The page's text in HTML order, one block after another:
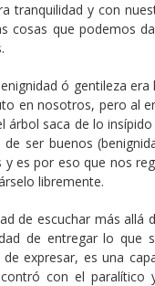
tranquilidad y con
cosas que podemos
ó gentileza
en nosotros, pero al
saca de lo
ser buenos
es por eso que nos
libremente.
de escuchar más
de entregar lo que
expresar, es una
con el